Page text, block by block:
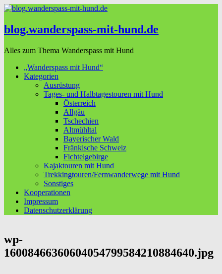
blog.wanderspass-mit-hund.de
Alles zum Thema Wanderspass mit Hund
„Wanderspass mit Hund“
Kategorien
Ausrüstung
Tages- und Halbtagestouren mit Hund
Österreich
Allgäu
Tschechien
Altmühltal
Bayerischer Wald
Fränkische Schweiz
Fichtelgebirge
Kajaktouren mit Hund
Trekkingtouren/Fernwanderwege mit Hund
Sonstiges
Kooperationen
Impressum
Datenschutzerklärung
wp-
16008466360604054799584210884640.jpg